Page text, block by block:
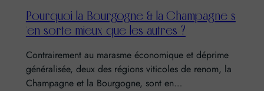
Pourquoi la Bourgogne & la Champagne s
´en sorte mieux que les autres ?
Contrairement au marasme économique et déprime
généralisée, deux des régions viticoles de renom, la
Champagne et la Bourgogne, sont en…